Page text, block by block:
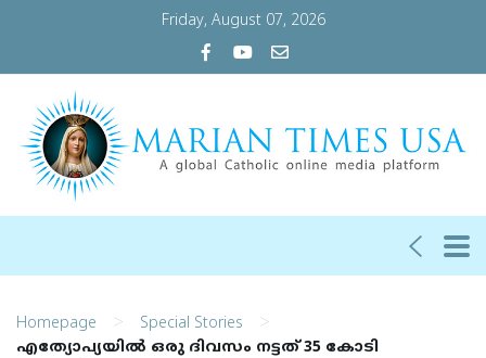
Friday, August 07, 2026
Homepage > Special Stories >
എത്യോപ്യയില്‍ ഒരു ദിവസം നട്ടത് 35 കോടി